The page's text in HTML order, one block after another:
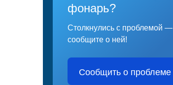
фонарь?
Столкнулись с проблемой —
сообщите о ней!
Сообщить о проблеме